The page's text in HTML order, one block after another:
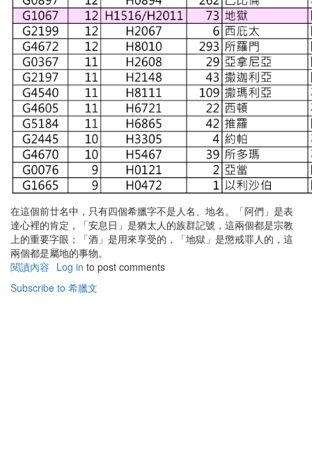
在這個前廿名中，只有四個希臘字不是人名、地名。「阿們」是表
達心裡的肯定，「安息日」是猶太人的族群記號，這兩個都是宗教
上的重要字眼；「酒」是用來享受的，「地獄」是懲戒罪人的，這
兩個都是屬地的事物。
閱讀內容 有
聖
Log in to post comments
Subscribe to 希臘文